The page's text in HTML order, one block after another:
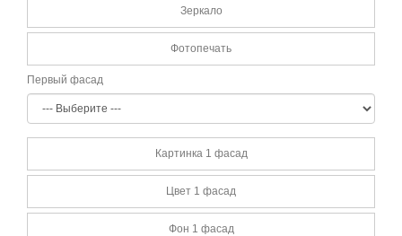
Зеркало
Фотопечать
Первый фасад
Картинка 1 фасад
Цвет 1 фасад
Фон 1 фасад